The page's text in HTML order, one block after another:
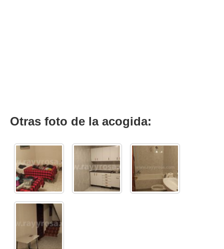
Otras foto de la acogida: